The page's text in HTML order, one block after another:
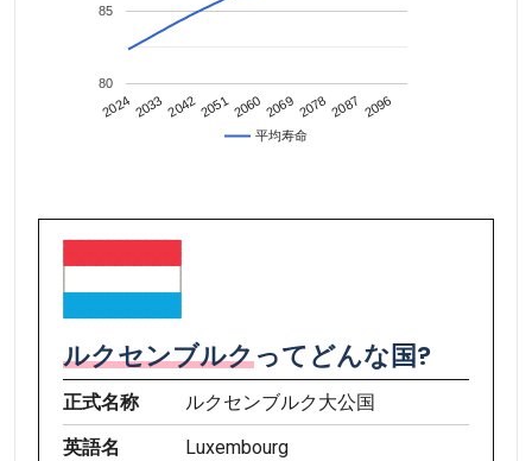
平均寿命
2024 2033204220512060 2069 20782087 2096
80
85
ルクセンブルクってどんな国?
正式名称
ルクセンブルク大公国
英語名
Luxembourg